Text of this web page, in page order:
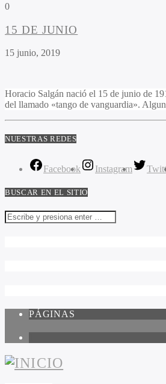
0
15 DE JUNIO
15 junio, 2019
Horacio Salgán nació el 15 de junio de
del llamado «tango de vanguardia».
NUESTRAS REDES
Facebook Instagram
BUSCAR EN EL SITIO
PÁGINAS